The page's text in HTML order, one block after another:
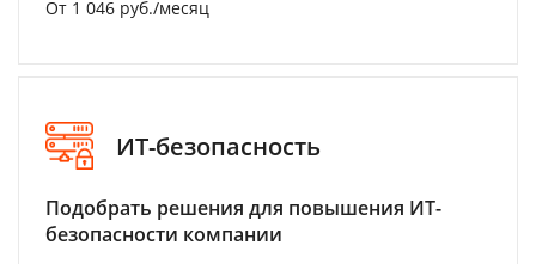
От 1 046 руб./месяц
ИТ-безопасность
Подобрать решения для повышения ИТ-
безопасности компании